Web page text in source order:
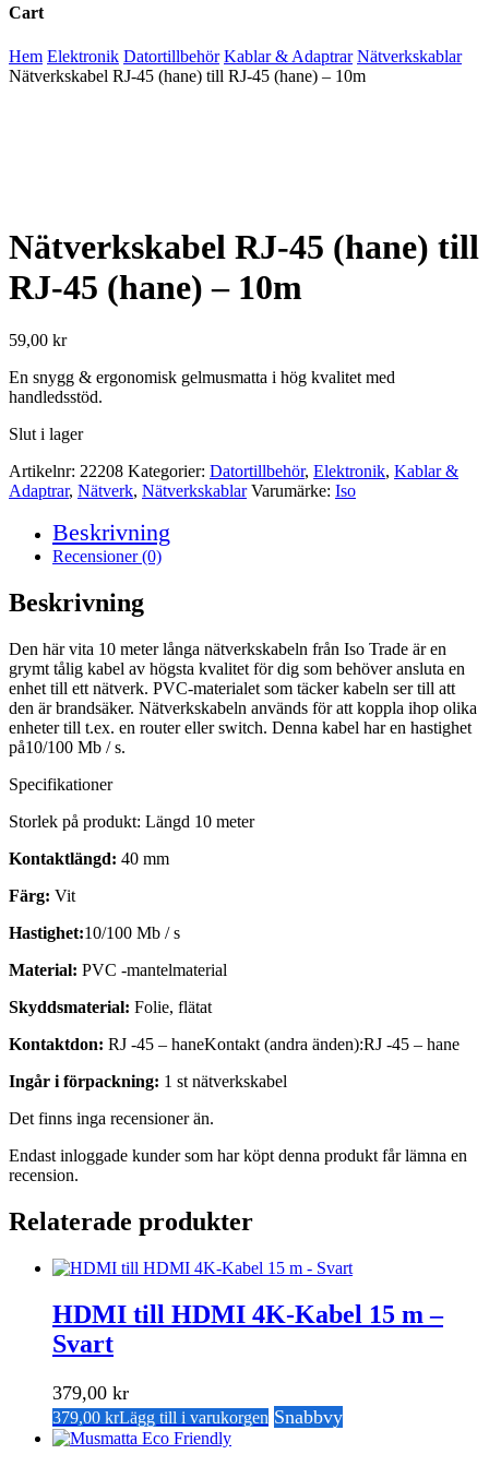
Cart
Close
Cart
Hem Elektronik Datortillbehör Kablar & Adaptrar Nätverkskablar
Nätverkskabel RJ-45 (hane) till RJ-45 (hane) – 10m
Nätverkskabel RJ-45 (hane) till
RJ-45 (hane) – 10m
59,00 kr
En snygg & ergonomisk gelmusmatta i hög kvalitet med
handledsstöd.
Slut i lager
Artikelnr: 22208 Kategorier: Datortillbehör, Elektronik, Kablar &
Adaptrar, Nätverk, Nätverkskablar Varumärke: Iso
Beskrivning
Recensioner (0)
Beskrivning
Den här vita 10 meter långa nätverkskabeln från Iso Trade är en
grymt tålig kabel av högsta kvalitet för dig som behöver ansluta en
enhet till ett nätverk. PVC-materialet som täcker kabeln ser till att
den är brandsäker. Nätverkskabeln används för att koppla ihop olika
enheter till t.ex. en router eller switch. Denna kabel har en hastighet
på10/100 Mb / s.
Specifikationer
Storlek på produkt: Längd 10 meter
Kontaktlängd: 40 mm
Färg: Vit
Hastighet:10/100 Mb / s
Material: PVC -mantelmaterial
Skyddsmaterial: Folie, flätat
Kontaktdon: RJ -45 – haneKontakt (andra änden):RJ -45 – hane
Ingår i förpackning: 1 st nätverkskabel
Det finns inga recensioner än.
Endast inloggade kunder som har köpt denna produkt får lämna en
recension.
Relaterade produkter
HDMI till HDMI 4K-Kabel 15 m –
Svart
379,00 kr
379,00 krLägg till i varukorgen Snabbvy